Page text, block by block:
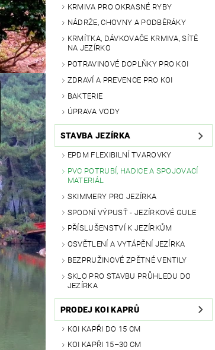
KRMIVA PRO OKRASNÉ RYBY
NÁDRŽE, CHOVNY A PODBĚRÁKY
KRMÍTKA, DÁVKOVAČE KRMIVA, SÍTĚ
NA JEZÍRKO
POTRAVINOVÉ DOPLŇKY PRO KOI
ZDRAVÍ A PREVENCE PRO KOI
BAKTERIE
ÚPRAVA VODY
STAVBA JEZÍRKA
EPDM FLEXIBILNÍ TVAROVKY
PVC POTRUBÍ, HADICE A SPOJOVACÍ
MATERIÁL
SKIMMERY PRO JEZÍRKA
SPODNÍ VÝPUSŤ - JEZÍRKOVÉ GULE
PŘÍSLUŠENSTVÍ K JEZÍRKŮM
OSVĚTLENÍ A VYTÁPĚNÍ JEZÍRKA
BEZPRUŽINOVÉ ZPĚTNÉ VENTILY
SKLO PRO STAVBU PRŮHLEDU DO
JEZÍRKA
PRODEJ KOI KAPRŮ
KOI KAPŘI DO 15 CM
KOI KAPŘI 15–30 CM